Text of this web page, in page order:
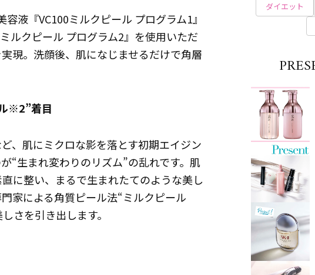
液『VC100ミルクピール プログラム1』
ルクピール プログラム2』を使用いただ
現。洗顔後、肌になじませるだけで角層
※2”着目
、肌にミクロな影を落とす初期エイジン
“生まれ変わりのリズム”の乱れです。肌
に整い、まるで生まれたてのような美し
家による角質ピール法“ミルクピール
さを引き出します。
ダイエット